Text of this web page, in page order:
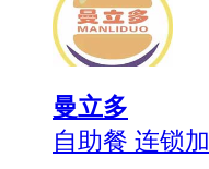
曼立多
自助餐 连锁